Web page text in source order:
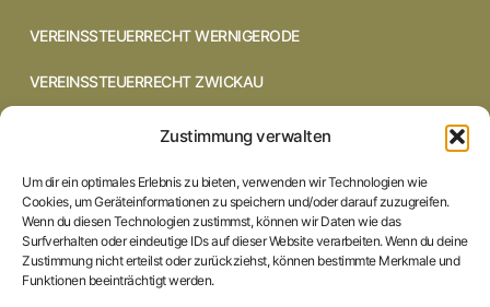
Zustimmung verwalten
Um dir ein optimales Erlebnis zu bieten, verwenden wir Technologien wie
Cookies, um Geräteinformationen zu speichern und/oder darauf zuzugreifen.
Wenn du diesen Technologien zustimmst, können wir Daten wie das
Surfverhalten oder eindeutige IDs auf dieser Website verarbeiten. Wenn du deine
Zustimmung nicht erteilst oder zurückziehst, können bestimmte Merkmale und
Funktionen beeinträchtigt werden.
VEREINSSTEUERRECHT WERNIGERODE
VEREINSSTEUERRECHT ZWICKAU
VEREINSSTEUERRECHT CHEMNITZ
VEREINSSTEUERRECHT DRESDEN
VEREINSSTEUERRECHT COTTBUS
VEREINSSTEUERRECHT IN BRAUNSCHWEIG